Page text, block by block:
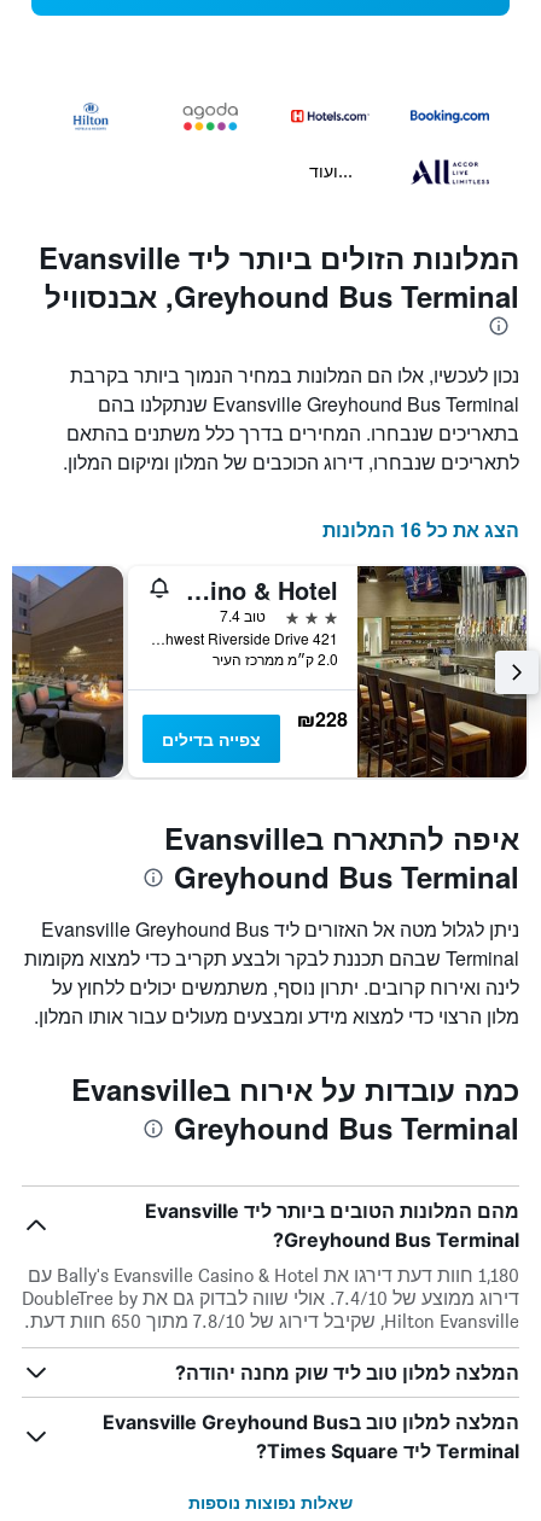
...ועוד
המלונות הזולים ביותר ליד Evansville
Greyhound Bus Terminal, אבנסוויל
נכון לעכשיו, אלו הם המלונות במחיר הנמוך ביותר בקרבת
Evansville Greyhound Bus Terminal שנתקלנו בהם
בתאריכים שנבחרו. המחירים בדרך כלל משתנים בהתאם
לתאריכים שנבחרו, דירוג הכוכבים של המלון ומיקום המלון.
הצג את כל 16 המלונות
Bally's Evansville Casino & Hotel
3 כוכבים
טוב 7.4
421 Northwest Riverside Drive, אבנסוויל, IN, ארצות הברית
2.0 ק״מ ממרכז העיר
₪228
צפייה בדילים
איפה להתארח בEvansville
Greyhound Bus Terminal
ניתן לגלול מטה אל האזורים ליד Evansville Greyhound Bus
Terminal שבהם תכננת לבקר ולבצע תקריב כדי למצוא מקומות
לינה ואירוח קרובים. יתרון נוסף, משתמשים יכולים ללחוץ על
מלון הרצוי כדי למצוא מידע ומבצעים מעולים עבור אותו המלון.
כמה עובדות על אירוח בEvansville
Greyhound Bus Terminal
מהם המלונות הטובים ביותר ליד Evansville
Greyhound Bus Terminal?
1,180 חוות דעת דירגו את Bally's Evansville Casino & Hotel עם
דירוג ממוצע של 7.4/10. אולי שווה לבדוק גם את DoubleTree by
Hilton Evansville, שקיבל דירוג של 7.8/10 מתוך 650 חוות דעת.
המלצה למלון טוב ליד שוק מחנה יהודה?
המלצה למלון טוב בEvansville Greyhound Bus
Terminal ליד Times Square?
שאלות נפוצות נוספות